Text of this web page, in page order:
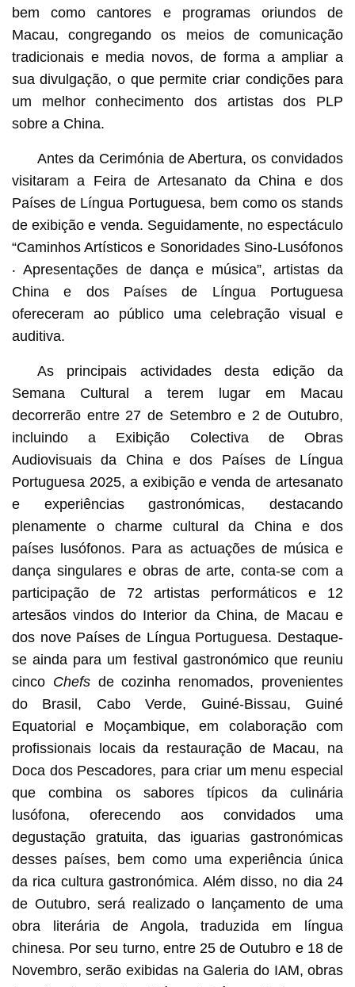
bem como cantores e programas oriundos de
Macau, congregando os meios de comunicação
tradicionais e media novos, de forma a ampliar a
sua divulgação, o que permite criar condições para
um melhor conhecimento dos artistas dos PLP
sobre a China.
Antes da Cerimónia de Abertura, os convidados
visitaram a Feira de Artesanato da China e dos
Países de Língua Portuguesa, bem como os stands
de exibição e venda. Seguidamente, no espectáculo
“Caminhos Artísticos e Sonoridades Sino-Lusófonos
‧ Apresentações de dança e música”, artistas da
China e dos Países de Língua Portuguesa
ofereceram ao público uma celebração visual e
auditiva.
As principais actividades desta edição da
Semana Cultural a terem lugar em Macau
decorrerão entre 27 de Setembro e 2 de Outubro,
incluindo a Exibição Colectiva de Obras
Audiovisuais da China e dos Países de Língua
Portuguesa 2025, a exibição e venda de artesanato
e experiências gastronómicas, destacando
plenamente o charme cultural da China e dos
países lusófonos. Para as actuações de música e
dança singulares e obras de arte, conta-se com a
participação de 72 artistas performáticos e 12
artesãos vindos do Interior da China, de Macau e
dos nove Países de Língua Portuguesa. Destaque-
se ainda para um festival gastronómico que reuniu
cinco Chefsde cozinha renomados, provenientes
do Brasil, Cabo Verde, Guiné-Bissau, Guiné
Equatorial e Moçambique, em colaboração com
profissionais locais da restauração de Macau, na
Doca dos Pescadores, para criar um menu especial
que combina os sabores típicos da culinária
lusófona, oferecendo aos convidados uma
degustação gratuita, das iguarias gastronómicas
desses países, bem como uma experiência única
da rica cultura gastronómica. Além disso, no dia 24
de Outubro, será realizado o lançamento de uma
obra literária de Angola, traduzida em língua
chinesa. Por seu turno, entre 25 de Outubro e 18 de
Novembro, serão exibidas na Galeria do IAM, obras